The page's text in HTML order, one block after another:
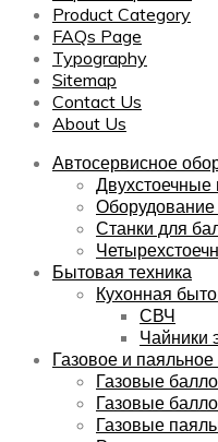
Product Category
FAQs Page
Typography
Sitemap
Contact Us
About Us
Автосервисное
Станки для
Бытовая техника
Кухонная
СВЧ
Чайники
Газовое и
Газовые
Газовые
Газовые